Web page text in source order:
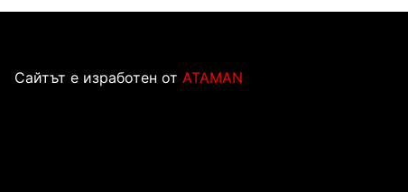
Сайтът е изработен от ATAMAN